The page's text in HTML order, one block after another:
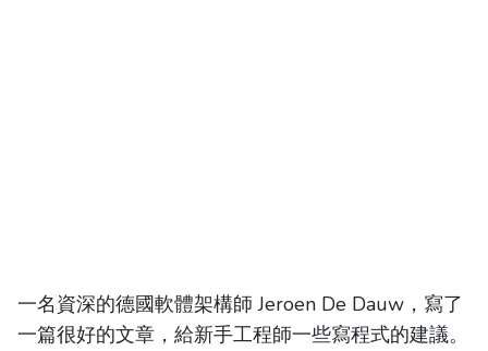
一名資深的德國軟體架構師 Jeroen De Dauw，寫了
一篇很好的文章，給新手工程師一些寫程式的建議。